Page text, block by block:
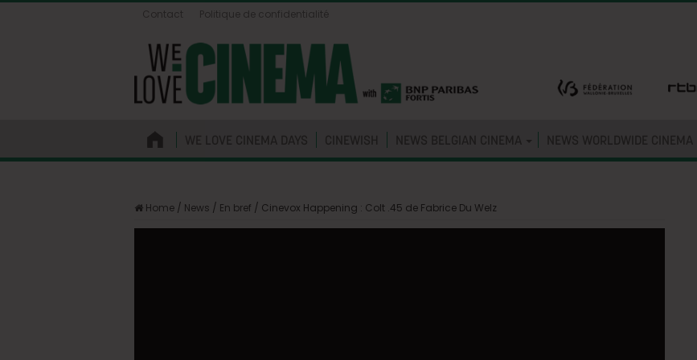
Contact Politique de confidentialité
WE LOVE CINEMA DAYS CINEWISH NEWS BELGIAN CINEMA NEWS WORLDWIDE CINEMA
Home / News / En bref / Cinevox Happening : Colt .45 de Fabrice Du Welz